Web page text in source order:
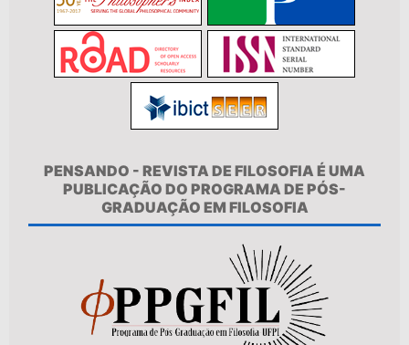
PENSANDO - REVISTA DE FILOSOFIA É UMA
PUBLICAÇÃO DO PROGRAMA DE PÓS-
GRADUAÇÃO EM FILOSOFIA